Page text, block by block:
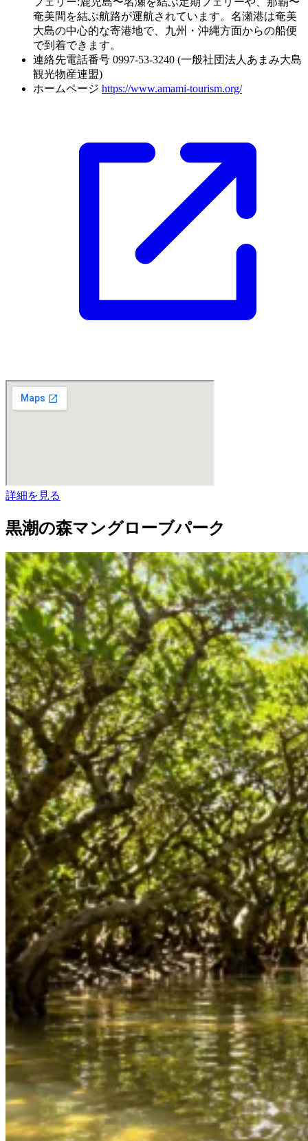
奄美間を結ぶ航路が運航されています。名瀬港は奄美
大島の中心的な寄港地で、九州・沖縄方面からの船便
で到着できます。
連絡先電話番号 0997-53-3240 (一般社団法人あまみ大島
観光物産連盟)
ホームページ https://www.amami-tourism.org/
詳細を見る
黒潮の森マングローブパーク